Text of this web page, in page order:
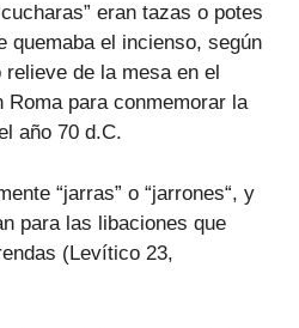
eran tazas o potes
quemaba el incienso, según
de la mesa en el
Roma para conmemorar la
año 70 d.C.
“jarras” o “jarrones“, y
para las libaciones que
(Levítico 23,